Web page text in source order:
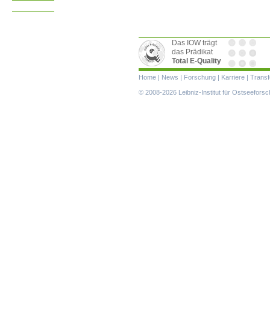
Das IOW trägt
das Prädikat
Total E-Quality
Navigation
überspringen
Home | News | Forschung | Karriere |
© 2008-2026 Leibniz-Institut für